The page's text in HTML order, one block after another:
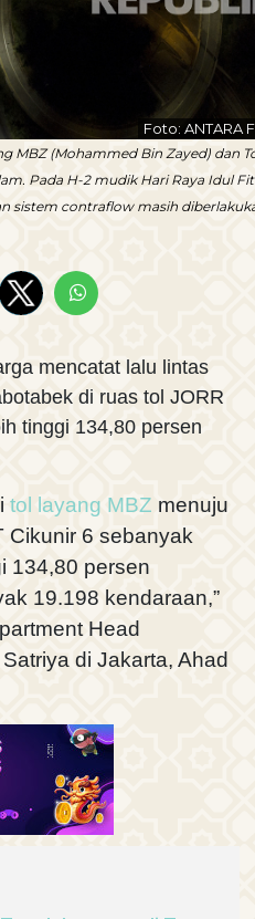
Foto: ANTARA
MBZ (Mohammed Bin Zayed) dan
Pada H-2 mudik Hari Raya Idul
sistem contraflow masih
mencatat lalu lintas
di ruas tol JORR
tinggi 134,80 persen
tol layang MBZ menuju
Cikunir 6 sebanyak
134,80 persen
19.198 kendaraan,”
Head
di Jakarta, Ahad